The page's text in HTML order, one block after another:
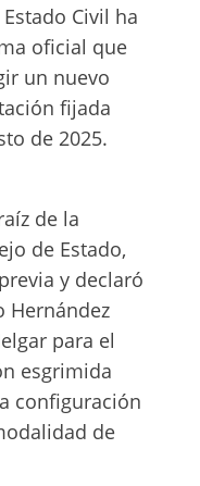
Civil ha
oficial que
un nuevo
fijada
de 2025.
de la
de Estado,
y declaró
Hernández
para el
esgrimida
configuración
de